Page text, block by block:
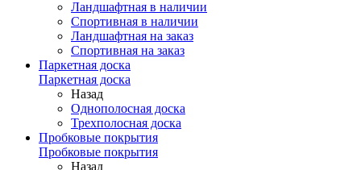
Ландшафтная в наличии
Спортивная в наличии
Ландшафтная на заказ
Спортивная на заказ
Паркетная доска
Паркетная доска
Назад
Однополосная доска
Трехполосная доска
Пробковые покрытия
Пробковые покрытия
Назад